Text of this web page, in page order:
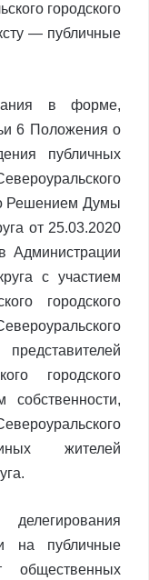
городского
— публичные
в форме,
6 Положения о
публичных
Решением Думы
от 25.03.2020
с участием
городского
городского
жителей
на публичные